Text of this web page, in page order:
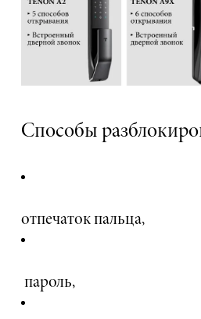
Способы
отпечаток пальца,
пароль,